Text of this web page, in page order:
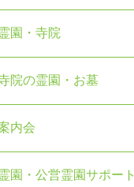
園・寺院
院の霊園・お墓
内会
園・公営霊園サポート